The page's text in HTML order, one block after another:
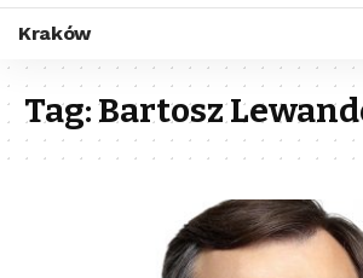
Kraków
Tag:Bartosz